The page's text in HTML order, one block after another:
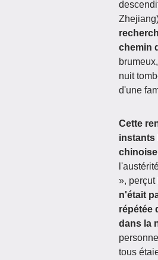
chemin
nuit
d'une
Cette
instants
», perçut
n'était
répétée
dans la
tous